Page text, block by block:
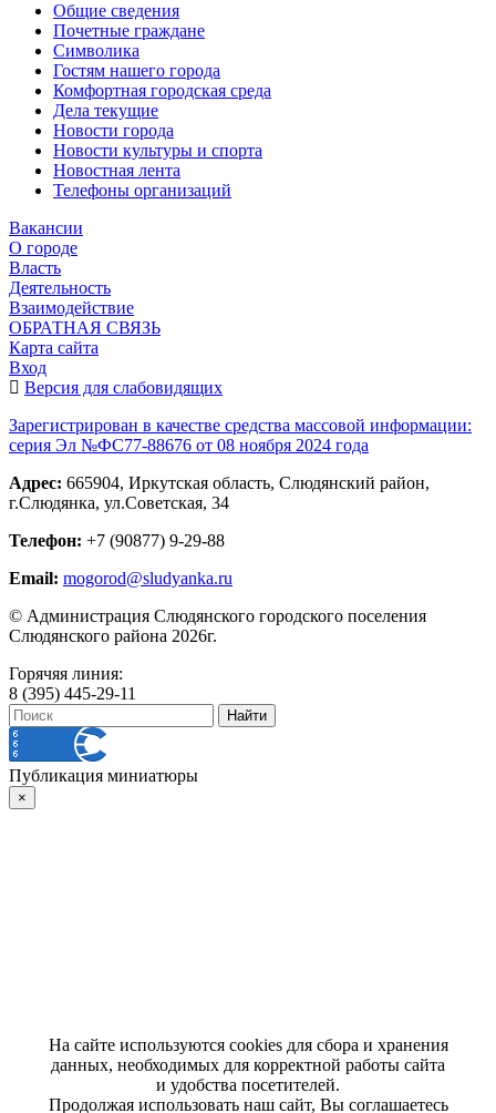
Общие сведения
Почетные граждане
Символика
Гостям нашего города
Комфортная городская среда
Дела текущие
Новости города
Новости культуры и спорта
Новостная лента
Телефоны организаций
Вакансии
О городе
Власть
Деятельность
Взаимодействие
ОБРАТНАЯ СВЯЗЬ
Карта сайта
Вход
Версия для слабовидящих
Зарегистрирован в качестве средства массовой информации:
серия Эл №ФС77-88676 от 08 ноября 2024 года
Адрес: 665904, Иркутская область, Слюдянский район,
г.Слюдянка, ул.Советская, 34
Телефон: +7 (90877) 9-29-88
Email: mogorod@sludyanka.ru
© Администрация Слюдянского городского поселения
Слюдянского района 2026г.
Горячяя линия:
8 (395) 445-29-11
Публикация миниатюры
×
На сайте используются cookies для сбора и хранения
данных, необходимых для корректной работы сайта
и удобства посетителей.
Продолжая использовать наш сайт, Вы соглашаетесь